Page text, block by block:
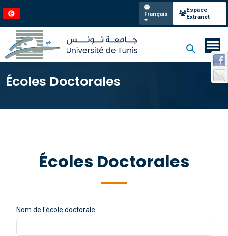
Français
Espace
Extranet
Écoles Doctorales
Écoles Doctorales
Nom de l'école doctorale